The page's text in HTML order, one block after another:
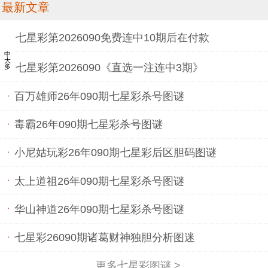
最新文章
中大多
七星彩第2026090免费连中10期后在付款
七星彩第2026090《直选一注连中3期》
百万雄师26年090期七星彩杀号图谜
毒霸26年090期七星彩杀号图谜
小尼姑玩彩26年090期七星彩后区胆码图谜
太上道祖26年090期七星彩杀号图谜
华山神道26年090期七星彩杀号图谜
七星彩26090期诸葛财神独胆分析图迷
更多七星彩图谜 >